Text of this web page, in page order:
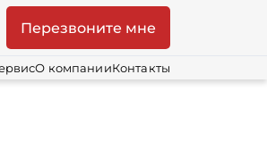
Перезвоните мне
О компанииКонтакты